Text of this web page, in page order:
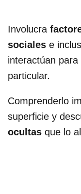
Involucra
sociales e
interactúan
particular.
Comprenderlo
superficie y
ocultas que lo